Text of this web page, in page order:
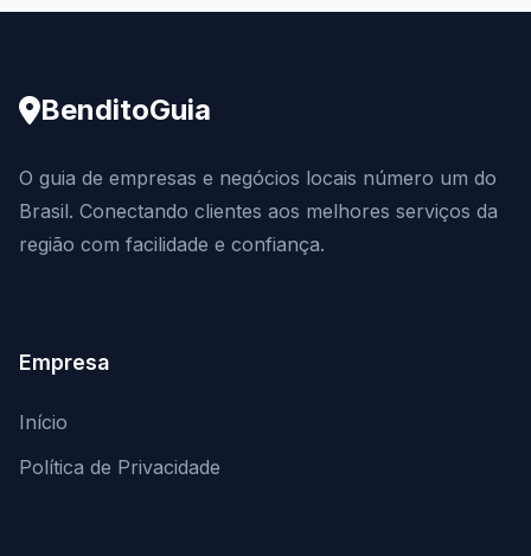
BenditoGuia
O guia de empresas e negócios locais número um do
Brasil. Conectando clientes aos melhores serviços da
região com facilidade e confiança.
Empresa
Início
Política de Privacidade